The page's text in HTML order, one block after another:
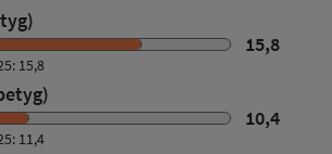
15,8
15,8
10,4
11,4